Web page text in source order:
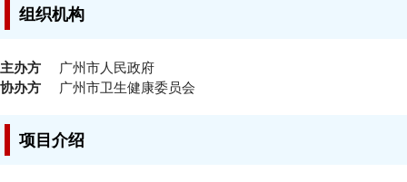
组织机构
主办方 广州市人民政府
协办方 广州市卫生健康委员会
项目介绍